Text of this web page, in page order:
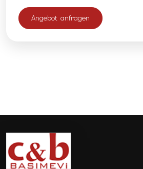
Angebot anfragen